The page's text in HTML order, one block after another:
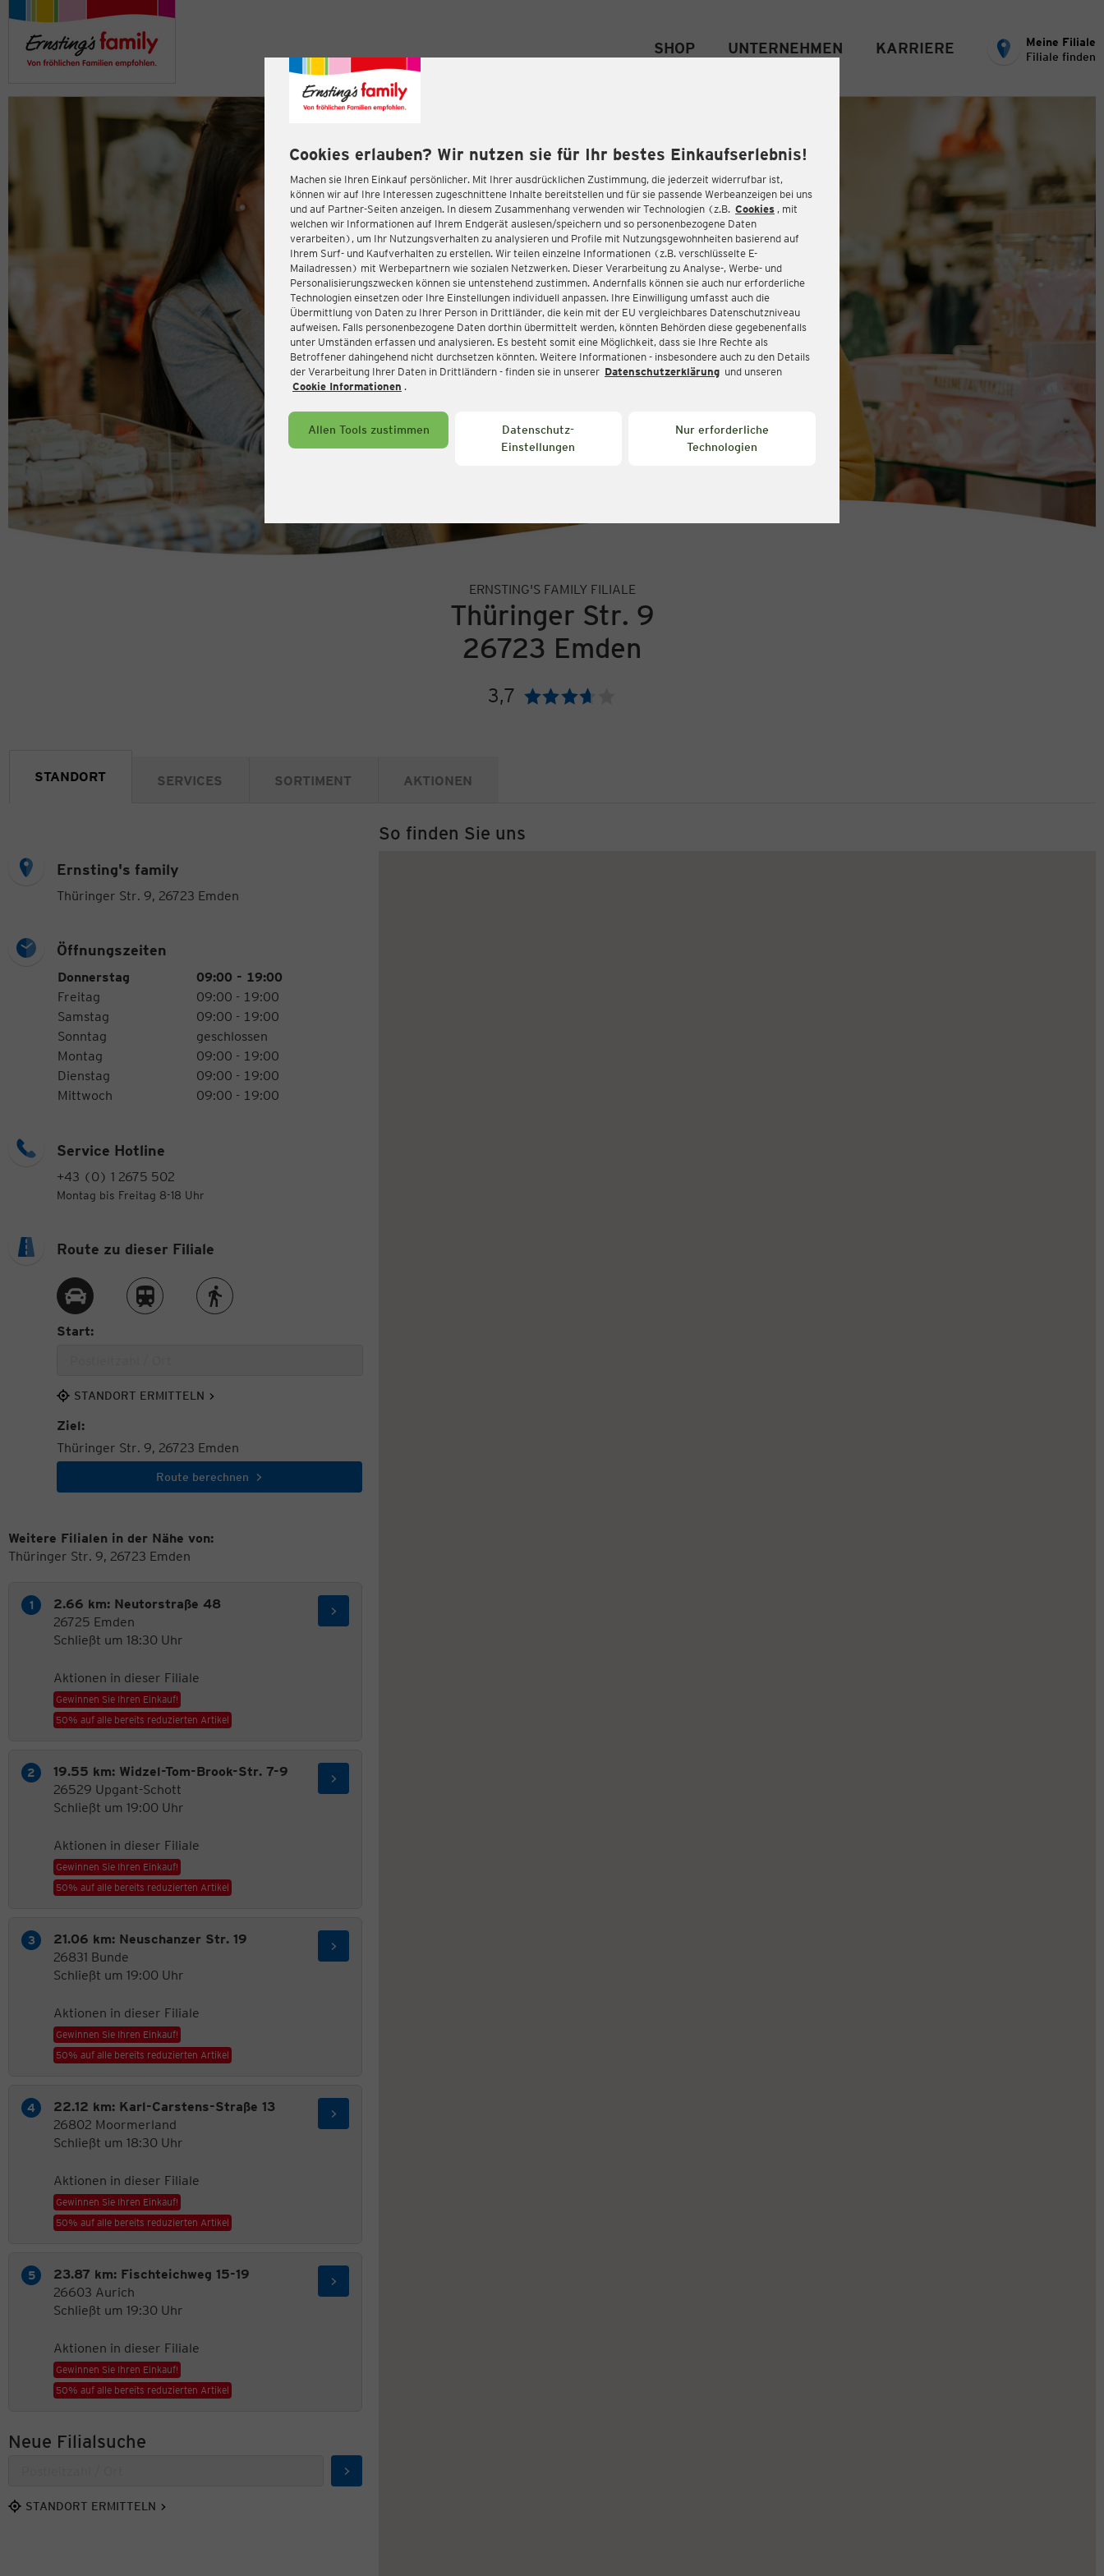
Cookies erlauben? Wir nutzen sie für Ihr bestes Einkaufserlebnis!
Machen sie Ihren Einkauf persönlicher. Mit Ihrer ausdrücklichen Zustimmung, die jederzeit widerrufbar ist,
können wir auf Ihre Interessen zugeschnittene Inhalte bereitstellen und für sie passende Werbeanzeigen bei uns
und auf Partner-Seiten anzeigen. In diesem Zusammenhang verwenden wir Technologien (z.B. Cookies , mit
welchen wir Informationen auf Ihrem Endgerät auslesen/speichern und so personenbezogene Daten
verarbeiten), um Ihr Nutzungsverhalten zu analysieren und Profile mit Nutzungsgewohnheiten basierend auf
Ihrem Surf- und Kaufverhalten zu erstellen. Wir teilen einzelne Informationen (z.B. verschlüsselte E-
Mailadressen) mit Werbepartnern wie sozialen Netzwerken. Dieser Verarbeitung zu Analyse-, Werbe- und
Personalisierungszwecken können sie untenstehend zustimmen. Andernfalls können sie auch nur erforderliche
Technologien einsetzen oder Ihre Einstellungen individuell anpassen. Ihre Einwilligung umfasst auch die
Übermittlung von Daten zu Ihrer Person in Drittländer, die kein mit der EU vergleichbares Datenschutzniveau
aufweisen. Falls personenbezogene Daten dorthin übermittelt werden, könnten Behörden diese gegebenenfalls
unter Umständen erfassen und analysieren. Es besteht somit eine Möglichkeit, dass sie Ihre Rechte als
Betroffener dahingehend nicht durchsetzen könnten. Weitere Informationen - insbesondere auch zu den Details
der Verarbeitung Ihrer Daten in Drittländern - finden sie in unserer Datenschutzerklärung und unseren
Cookie Informationen .
Allen Tools zustimmen
Datenschutz-
Einstellungen
Nur erforderliche
Technologien
SHOP UNTERNEHMEN KARRIERE
Meine Filiale
Filiale finden
ERNSTING'S FAMILY FILIALE
Thüringer Str. 9
26723 Emden
3,7 Bewertung:
STANDORT SERVICES SORTIMENT AKTIONEN
Ernsting's family
Thüringer Str. 9, 26723 Emden
Öffnungszeiten
Öffnungszeiten
WochentagUhrzeiten
Donnerstag
09:00 - 19:00
Freitag
09:00 - 19:00
Samstag
09:00 - 19:00
Sonntag
geschlossen
Montag
09:00 - 19:00
Dienstag
09:00 - 19:00
Mittwoch
09:00 - 19:00
Service Hotline
+43 (0) 1 2675 502
Montag bis Freitag 8-18 Uhr
So finden Sie uns
Route zu dieser Filiale
Route per AutoRoute per ZugRoute zu Fuß
Start:
STANDORT ERMITTELN
Ziel:
Thüringer Str. 9, 26723 Emden
Route berechnen
Weitere Filialen in der Nähe von:
Thüringer Str. 9, 26723 Emden
2.66 km: Neutorstraße 48
26725 Emden
Schließt um 18:30 Uhr
Aktionen in dieser Filiale
Gewinnen Sie Ihren Einkauf!
50% auf alle bereits reduzierten Artikel
19.55 km: Widzel-Tom-Brook-Str. 7-9
26529 Upgant-Schott
Schließt um 19:00 Uhr
Aktionen in dieser Filiale
Gewinnen Sie Ihren Einkauf!
50% auf alle bereits reduzierten Artikel
21.06 km: Neuschanzer Str. 19
26831 Bunde
Schließt um 19:00 Uhr
Aktionen in dieser Filiale
Gewinnen Sie Ihren Einkauf!
50% auf alle bereits reduzierten Artikel
22.12 km: Karl-Carstens-Straße 13
26802 Moormerland
Schließt um 18:30 Uhr
Aktionen in dieser Filiale
Gewinnen Sie Ihren Einkauf!
50% auf alle bereits reduzierten Artikel
23.87 km: Fischteichweg 15-19
26603 Aurich
Schließt um 19:30 Uhr
Aktionen in dieser Filiale
Gewinnen Sie Ihren Einkauf!
50% auf alle bereits reduzierten Artikel
Neue Filialsuche
Suchen
STANDORT ERMITTELN